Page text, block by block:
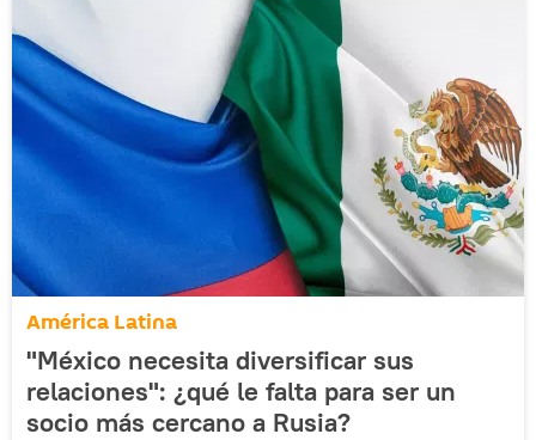
América Latina
"México necesita diversificar sus
relaciones": ¿qué le falta para ser un
socio más cercano a Rusia?